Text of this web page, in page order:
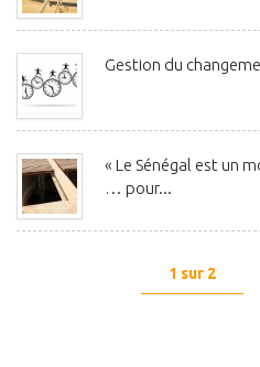
Gestion du
« Le Sénégal est un
… pour...
1 sur 2